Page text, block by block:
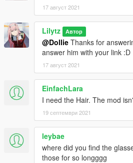
17 август 2021
Lilytz Автор
@Dollie Thanks for
answer him with your link :D
17 август 2021
EinfachLara
I need the Hair. The mod
19 септември 2021
leybae
where did you find the
those for so longggg